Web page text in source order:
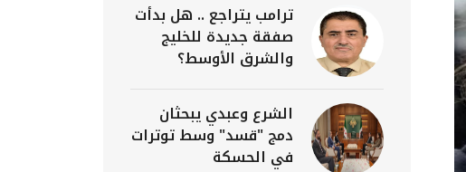
ترامب يتراجع .. هل بدأت
صفقة جديدة للخليج
والشرق الأوسط؟
الشرع وعبدي يبحثان
دمج "قسد" وسط توترات
في الحسكة